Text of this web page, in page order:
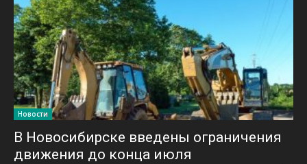
Новости
В Новосибирске введены ограничения
движения до конца июля